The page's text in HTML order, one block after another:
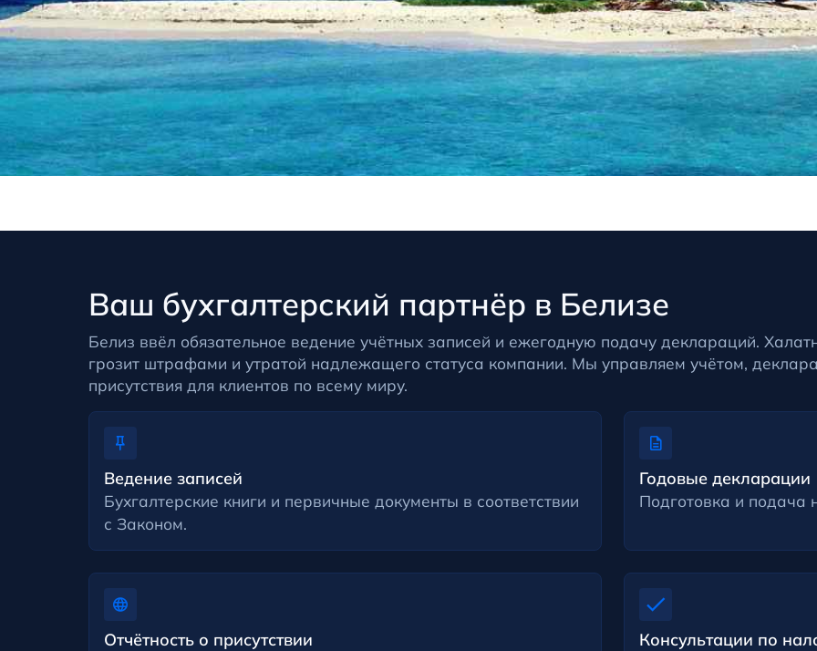
Ваш бухгалтерский партнёр в Белизе
Белиз ввёл обязательное ведение учётных записей и ежегодную подачу деклараций.
грозит штрафами и утратой надлежащего статуса компании. Мы управляем учётом,
присутствия для клиентов по всему миру.
Ведение записей
Бухгалтерские книги и первичные документы в соответствии
с Законом.
Годовые декларации
Подготовка и подача
Отчётность о присутствии Консультации по